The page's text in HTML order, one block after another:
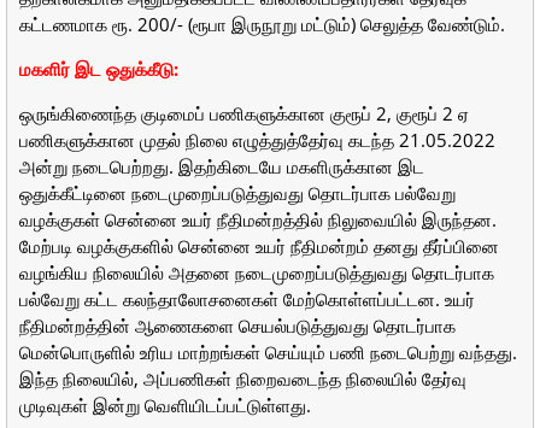
கட்டணமாக ரூ. 200/- (ரூபா இருநூறு மட்டும்) செலுத்த வேண்டும்.
மகளிர் இட ஒதுக்கீடு:
ஒருங்கிணைந்த குடிமைப்‌ பணிகளுக்கான குரூப் 2, குரூப் 2 ஏ
பணிகளுக்கான முதல் நிலை எழுத்துத்தேர்வு கடந்த 21.05.2022
அன்று நடைபெற்றது. இதற்கிடையே மகளிருக்கான இட
ஒதுக்கீட்டினை நடைமுறைப்படுத்துவது தொடர்பாக பல்வேறு
வழக்குகள்‌ சென்னை உயர் நீதிமன்றத்தில்‌ நிலுவையில்‌ இருந்தன.
மேற்படி வழக்குகளில்‌ சென்னை உயர் நீதிமன்றம்‌ தனது தீர்ப்பினை
வழங்கிய நிலையில்‌ அதனை நடைமுறைப்படுத்துவது தொடர்பாக
பல்வேறு கட்ட கலந்தாலோசனைகள்‌ மேற்கொள்ளப்பட்டன. உயர்
நீதிமன்றத்தின்‌ ஆணைகளை செயல்படுத்துவது தொடர்பாக
மென்பொருளில்‌ உரிய மாற்றங்கள்‌ செய்யும்‌ பணி நடைபெற்று வந்தது.
இந்த நிலையில், அப்பணிகள் நிறைவடைந்த நிலையில் தேர்வு
முடிவுகள் இன்று வெளியிடப்பட்டுள்ளது.